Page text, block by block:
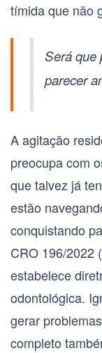
tímida que não
Será que
parecer
A agitação
preocupa com
que talvez já
estão
conquistando
CRO 196/2022
estabelece
odontológica.
gerar
completo